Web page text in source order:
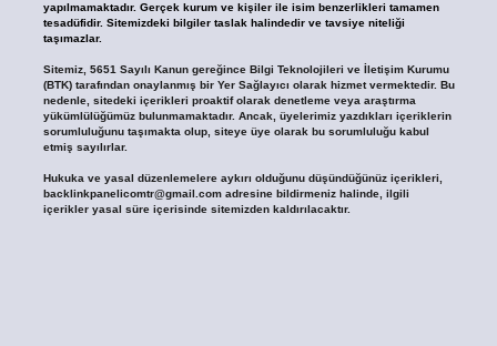
yapılmamaktadır. Gerçek kurum ve kişiler ile isim benzerlikleri tamamen
tesadüfidir. Sitemizdeki bilgiler taslak halindedir ve tavsiye niteliği
taşımazlar.
Sitemiz, 5651 Sayılı Kanun gereğince Bilgi Teknolojileri ve İletişim Kurumu
(BTK) tarafından onaylanmış bir Yer Sağlayıcı olarak hizmet vermektedir. Bu
nedenle, sitedeki içerikleri proaktif olarak denetleme veya araştırma
yükümlülüğümüz bulunmamaktadır. Ancak, üyelerimiz yazdıkları içeriklerin
sorumluluğunu taşımakta olup, siteye üye olarak bu sorumluluğu kabul
etmiş sayılırlar.
Hukuka ve yasal düzenlemelere aykırı olduğunu düşündüğünüz içerikleri,
backlinkpanelicomtr@gmail.comadresine bildirmeniz halinde, ilgili
içerikler yasal süre içerisinde sitemizden kaldırılacaktır.